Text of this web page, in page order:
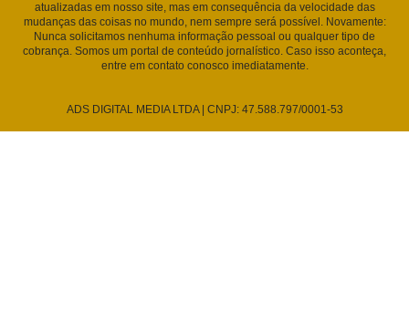
atualizadas em nosso site, mas em consequência da velocidade das
mudanças das coisas no mundo, nem sempre será possível. Novamente:
Nunca solicitamos nenhuma informação pessoal ou qualquer tipo de
cobrança. Somos um portal de conteúdo jornalístico. Caso isso aconteça,
entre em contato conosco imediatamente.
ADS DIGITAL MEDIA LTDA | CNPJ: 47.588.797/0001-53